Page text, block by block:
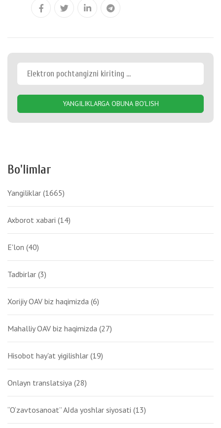
YANGILIKLARGA OBUNA BO'LISH
Bo'limlar
Yangiliklar (1665)
Axborot xabari (14)
E'lon (40)
Tadbirlar (3)
Xorijiy OAV biz haqimizda (6)
Mahalliy OAV biz haqimizda (27)
Hisobot hay'at yigilishlar (19)
Onlayn translatsiya (28)
“O‘zavtosanoat” AJda yoshlar siyosati (13)